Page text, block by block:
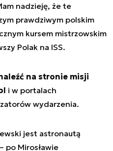
nadzieję, że te
prawdziwym polskim
kursem mistrzowskim
Polak na ISS.
na stronie misji
i w portalach
wydarzenia.
jest astronautą
po Mirosławie